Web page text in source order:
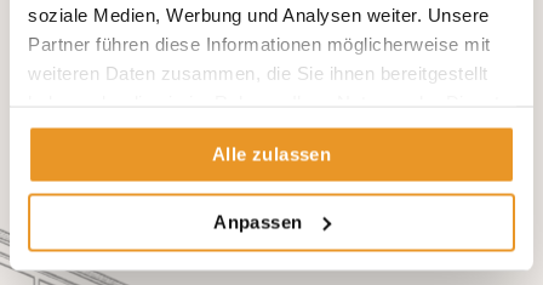
soziale Medien, Werbung und Analysen weiter. Unsere
Partner führen diese Informationen möglicherweise mit
weiteren Daten zusammen, die Sie ihnen bereitgestellt
gesammelt haben.
Alle zulassen
Anpassen